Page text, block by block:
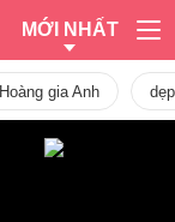
MỚI NHẤT
Hoàng gia Anh dẹp